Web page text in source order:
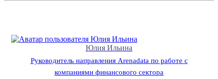
Юлия Ильина
Руководитель направления Arenadata по работе с
компаниями финансового сектора